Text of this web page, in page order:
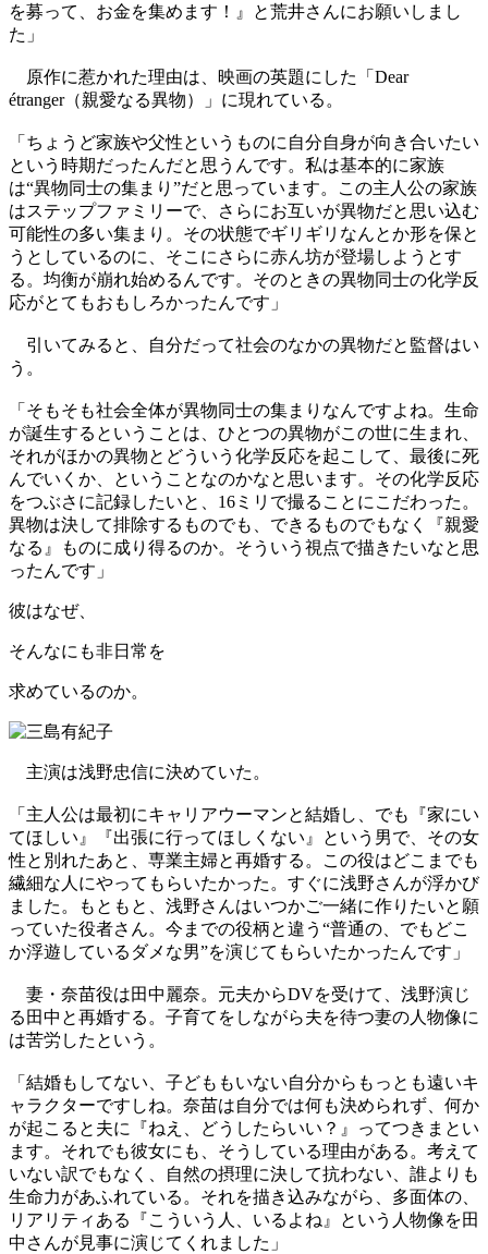
を募って、お金を集めます！』と荒井さんにお願いしまし
た」
原作に惹かれた理由は、映画の英題にした「Dear
étranger（親愛なる異物）」に現れている。
「ちょうど家族や父性というものに自分自身が向き合いたい
という時期だったんだと思うんです。私は基本的に家族
は“異物同士の集まり”だと思っています。この主人公の家族
はステップファミリーで、さらにお互いが異物だと思い込む
可能性の多い集まり。その状態でギリギリなんとか形を保と
うとしているのに、そこにさらに赤ん坊が登場しようとす
る。均衡が崩れ始めるんです。そのときの異物同士の化学反
応がとてもおもしろかったんです」
引いてみると、自分だって社会のなかの異物だと監督はい
う。
「そもそも社会全体が異物同士の集まりなんですよね。生命
が誕生するということは、ひとつの異物がこの世に生まれ、
それがほかの異物とどういう化学反応を起こして、最後に死
んでいくか、ということなのかなと思います。その化学反応
をつぶさに記録したいと、16ミリで撮ることにこだわった。
異物は決して排除するものでも、できるものでもなく『親愛
なる』ものに成り得るのか。そういう視点で描きたいなと思
ったんです」
彼はなぜ、
そんなにも非日常を
求めているのか。
主演は浅野忠信に決めていた。
「主人公は最初にキャリアウーマンと結婚し、でも『家にい
てほしい』『出張に行ってほしくない』という男で、その女
性と別れたあと、専業主婦と再婚する。この役はどこまでも
繊細な人にやってもらいたかった。すぐに浅野さんが浮かび
ました。もともと、浅野さんはいつかご一緒に作りたいと願
っていた役者さん。今までの役柄と違う“普通の、でもどこ
か浮遊しているダメな男”を演じてもらいたかったんです」
妻・奈苗役は田中麗奈。元夫からDVを受けて、浅野演じ
る田中と再婚する。子育てをしながら夫を待つ妻の人物像に
は苦労したという。
「結婚もしてない、子どももいない自分からもっとも遠いキ
ャラクターですしね。奈苗は自分では何も決められず、何か
が起こると夫に『ねえ、どうしたらいい？』ってつきまとい
ます。それでも彼女にも、そうしている理由がある。考えて
いない訳でもなく、自然の摂理に決して抗わない、誰よりも
生命力があふれている。それを描き込みながら、多面体の、
リアリティある『こういう人、いるよね』という人物像を田
中さんが見事に演じてくれました」